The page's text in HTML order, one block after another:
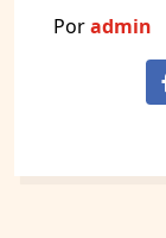
Poradmin